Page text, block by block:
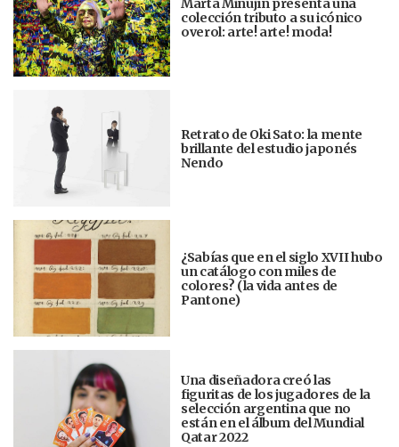
Marta Minujín presenta una
colección tributo a su icónico
overol: arte! arte! moda!
Retrato de Oki Sato: la mente
brillante del estudio japonés
Nendo
¿Sabías que en el siglo XVII hubo
un catálogo con miles de
colores? (la vida antes de
Pantone)
Una diseñadora creó las
figuritas de los jugadores de la
selección argentina que no
están en el álbum del Mundial
Qatar 2022